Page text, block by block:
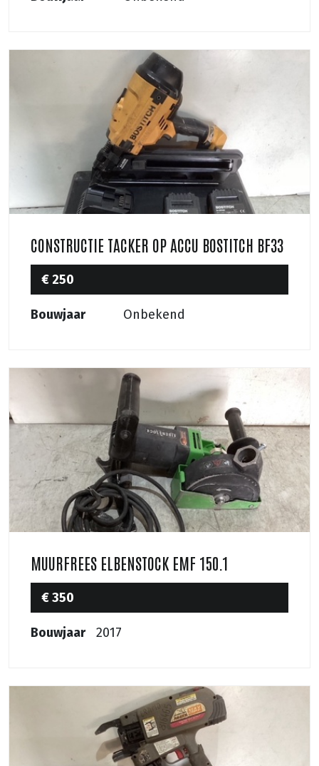
CONSTRUCTIE TACKER OP ACCU BOSTITCH BF33
€ 250
Bouwjaar Onbekend
MUURFREES ELBENSTOCK EMF 150.1
€ 350
Bouwjaar 2017